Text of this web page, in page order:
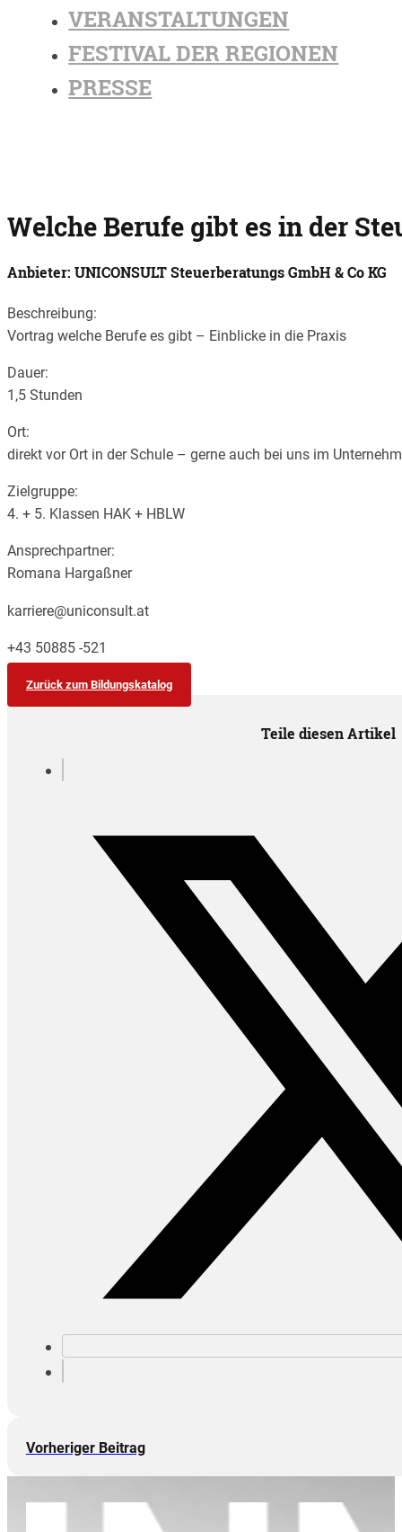
VERANSTALTUNGEN
FESTIVAL DER REGIONEN
PRESSE
Welche Berufe gibt es in der
Anbieter: UNICONSULT Steuerberatungs GmbH & Co KG
Beschreibung:
Vortrag welche Berufe es gibt – Einblicke in die Praxis
Dauer:
1,5 Stunden
Ort:
direkt vor Ort in der Schule – gerne auch bei uns im
Zielgruppe:
4. + 5. Klassen HAK + HBLW
Ansprechpartner:
Romana Hargaßner
karriere@uniconsult.at
+43 50885 -521
Zurück zum Bildungskatalog
Teile diesen Artikel
Vorheriger Beitrag